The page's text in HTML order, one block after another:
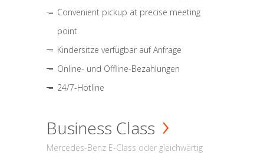
Convenient pickup at precise meeting
point
Kindersitze verfügbar auf Anfrage
Online- und Offline-Bezahlungen
24/7-Hotline
Business Class
Mercedes-Benz E-Class oder gleichwärtig